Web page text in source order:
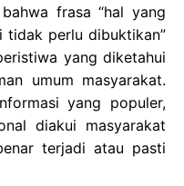
frasa “hal yang
tidak perlu dibuktikan”
yang diketahui
umum masyarakat.
yang populer,
diakui masyarakat
terjadi atau pasti